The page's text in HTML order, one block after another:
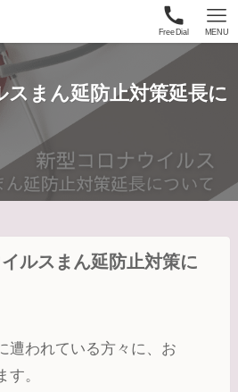
FreeDial MENU
まん延防止対策延長に
イルスまん延防止対策に
遭われている方々に、お
す。